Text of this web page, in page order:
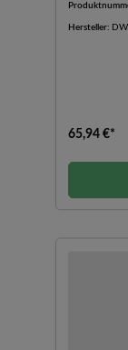
Hersteller:
65,94 €*